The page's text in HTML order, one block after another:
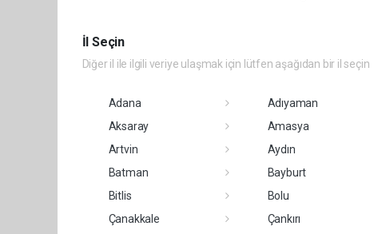
İl Seçin
Diğer il ile ilgili veriye ulaşmak için lütfen aşağıdan bir il seçin
Adana Adıyaman
Aksaray
Amasya
Artvin
Aydın
Batman
Bayburt
Bitlis
Bolu
Çanakkale
Çankırı